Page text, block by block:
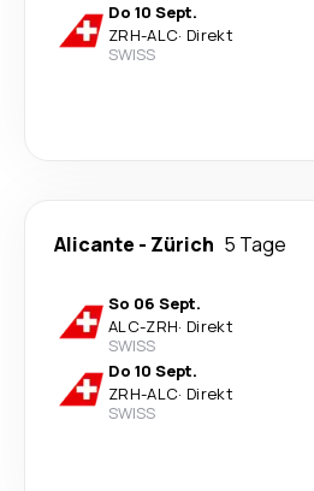
Do 10 Sept.
ZRH-ALC· Direkt
SWISS
Alicante - Zürich 5 Tage
So 06 Sept.
ALC-ZRH· Direkt
SWISS
Do 10 Sept.
ZRH-ALC· Direkt
SWISS